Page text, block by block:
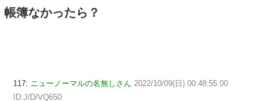
帳簿なかったら？
117: ニューノーマルの名無しさん 2022/10/09(日) 00:48:55.00
ID:J/D/VQ650